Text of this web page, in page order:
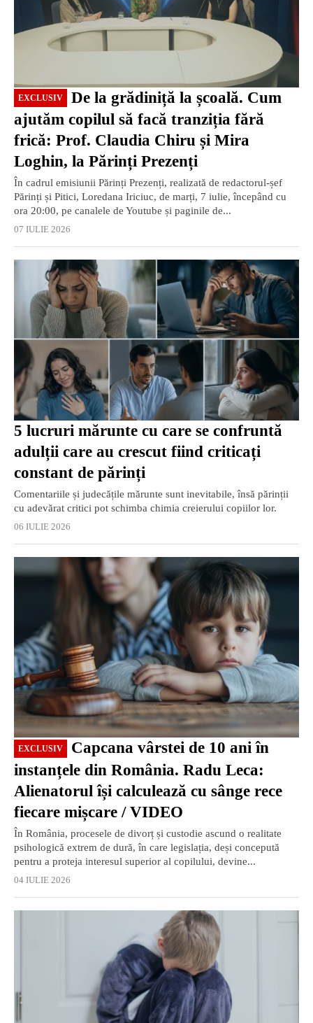
EXCLUSIV
ajutăm copilul să facă tranziția fără
frică: Prof. Claudia Chiru și Mira
Loghin, la Părinți Prezenți
În cadrul emisiunii Părinți Prezenți, realizată de redactorul-șef
Părinți și Pitici, Loredana Iriciuc, de marți, 7 iulie, începând cu
ora 20:00, pe canalele de Youtube și paginile de...
07 IULIE 2026
5 lucruri mărunte cu care se confruntă
adulții care au crescut fiind criticați
constant de părinți
Comentariile și judecățile mărunte sunt inevitabile, însă părinții
cu adevărat critici pot schimba chimia creierului copiilor lor.
06 IULIE 2026
EXCLUSIV
EXCLUSIV
instanțele din România. Radu Leca:
Alienatorul își calculează cu sânge rece
fiecare mișcare / VIDEO
În România, procesele de divorț și custodie ascund o realitate
psihologică extrem de dură, în care legislația, deși concepută
pentru a proteja interesul superior al copilului, devine...
04 IULIE 2026